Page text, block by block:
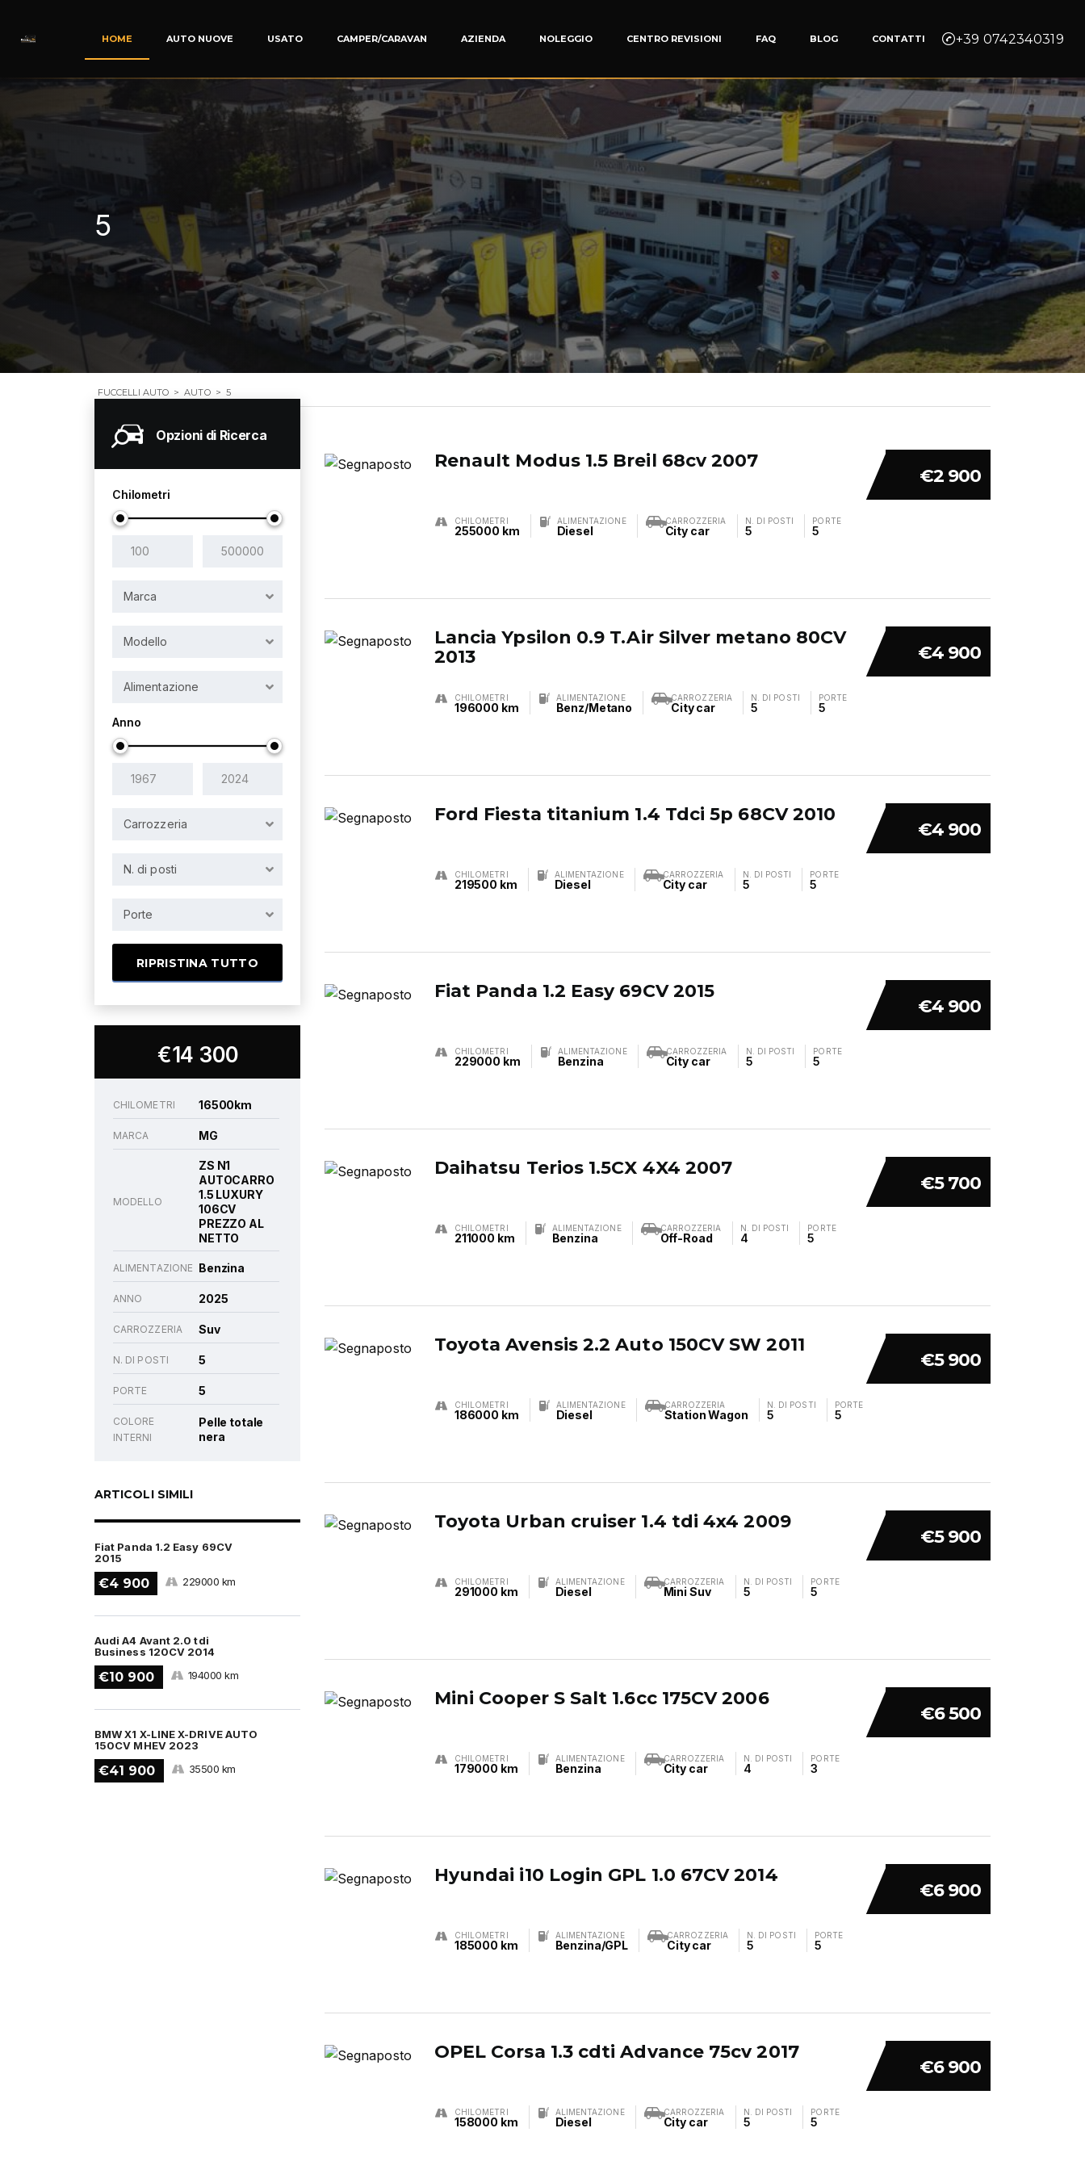
HOME AUTO NUOVE USATO CAMPER/CARAVAN AZIENDA NOLEGGIO CENTRO REVISIONI FAQ BLOG CONTATTI +39 0742340319
5
FUCCELLI AUTO > AUTO > 5
Opzioni di Ricerca
Chilometri
Marca
Modello
Alimentazione
Anno
Carrozzeria
N. di posti
Porte
RIPRISTINA TUTTO
€14 300
CHILOMETRI 16500km
MARCA MG
MODELLO
ZS N1
AUTOCARRO
1.5 LUXURY
106CV
PREZZO AL
NETTO
ALIMENTAZIONE Benzina
ANNO 2025
CARROZZERIA Suv
N. DI POSTI 5
PORTE 5
COLORE
INTERNI
Pelle totale
nera
ARTICOLI SIMILI
Fiat Panda 1.2 Easy 69CV
2015
€4 900 229000 km
Audi A4 Avant 2.0 tdi
Business 120CV 2014
€10 900 194000 km
BMW X1 X-LINE X-DRIVE AUTO
150CV MHEV 2023
€41 900 35500 km
€2 900
Renault Modus 1.5 Breil 68cv 2007
CHILOMETRI
255000 km
ALIMENTAZIONE
Diesel
CARROZZERIA
City car
N. DI POSTI
5
PORTE
5
€4 900
Lancia Ypsilon 0.9 T.Air Silver metano 80CV
2013
CHILOMETRI
196000 km
ALIMENTAZIONE
Benz/Metano
CARROZZERIA
City car
N. DI POSTI
5
PORTE
5
€4 900
Ford Fiesta titanium 1.4 Tdci 5p 68CV 2010
CHILOMETRI
219500 km
ALIMENTAZIONE
Diesel
CARROZZERIA
City car
N. DI POSTI
5
PORTE
5
€4 900
Fiat Panda 1.2 Easy 69CV 2015
CHILOMETRI
229000 km
ALIMENTAZIONE
Benzina
CARROZZERIA
City car
N. DI POSTI
5
PORTE
5
€5 700
Daihatsu Terios 1.5CX 4X4 2007
CHILOMETRI
211000 km
ALIMENTAZIONE
Benzina
CARROZZERIA
Off-Road
N. DI POSTI
4
PORTE
5
€5 900
Toyota Avensis 2.2 Auto 150CV SW 2011
CHILOMETRI
186000 km
ALIMENTAZIONE
Diesel
CARROZZERIA
Station Wagon
N. DI POSTI
5
PORTE
5
€5 900
Toyota Urban cruiser 1.4 tdi 4x4 2009
CHILOMETRI
291000 km
ALIMENTAZIONE
Diesel
CARROZZERIA
Mini Suv
N. DI POSTI
5
PORTE
5
€6 500
Mini Cooper S Salt 1.6cc 175CV 2006
CHILOMETRI
179000 km
ALIMENTAZIONE
Benzina
CARROZZERIA
City car
N. DI POSTI
4
PORTE
3
€6 900
Hyundai i10 Login GPL 1.0 67CV 2014
CHILOMETRI
185000 km
ALIMENTAZIONE
Benzina/GPL
CARROZZERIA
City car
N. DI POSTI
5
PORTE
5
€6 900
OPEL Corsa 1.3 cdti Advance 75cv 2017
CHILOMETRI
158000 km
ALIMENTAZIONE
Diesel
CARROZZERIA
City car
N. DI POSTI
5
PORTE
5